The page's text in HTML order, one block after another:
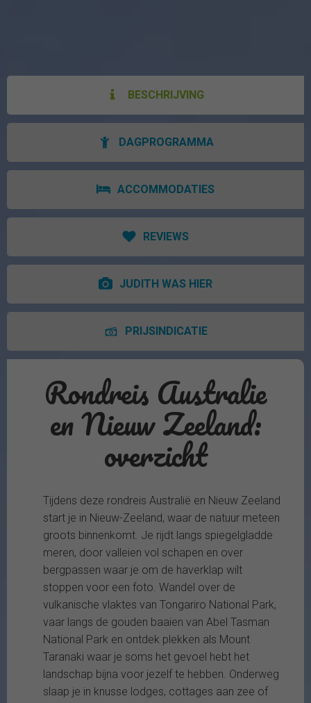
BESCHRIJVING
DAGPROGRAMMA
ACCOMMODATIES
REVIEWS
JUDITH WAS HIER
PRIJSINDICATIE
Rondreis Australie
en Nieuw Zeeland:
overzicht
Tijdens deze rondreis Australië en Nieuw Zeeland
start je in Nieuw-Zeeland, waar de natuur meteen
groots binnenkomt. Je rijdt langs spiegelgladde
meren, door valleien vol schapen en over
bergpassen waar je om de haverklap wilt
stoppen voor een foto. Wandel over de
vulkanische vlaktes van Tongariro National Park,
vaar langs de gouden baaien van Abel Tasman
National Park en ontdek plekken als Mount
Taranaki waar je soms het gevoel hebt het
landschap bijna voor jezelf te hebben. Onderweg
slaap je in knusse lodges, cottages aan zee of